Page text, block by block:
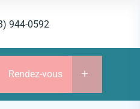
944-0592
Rendez-vous